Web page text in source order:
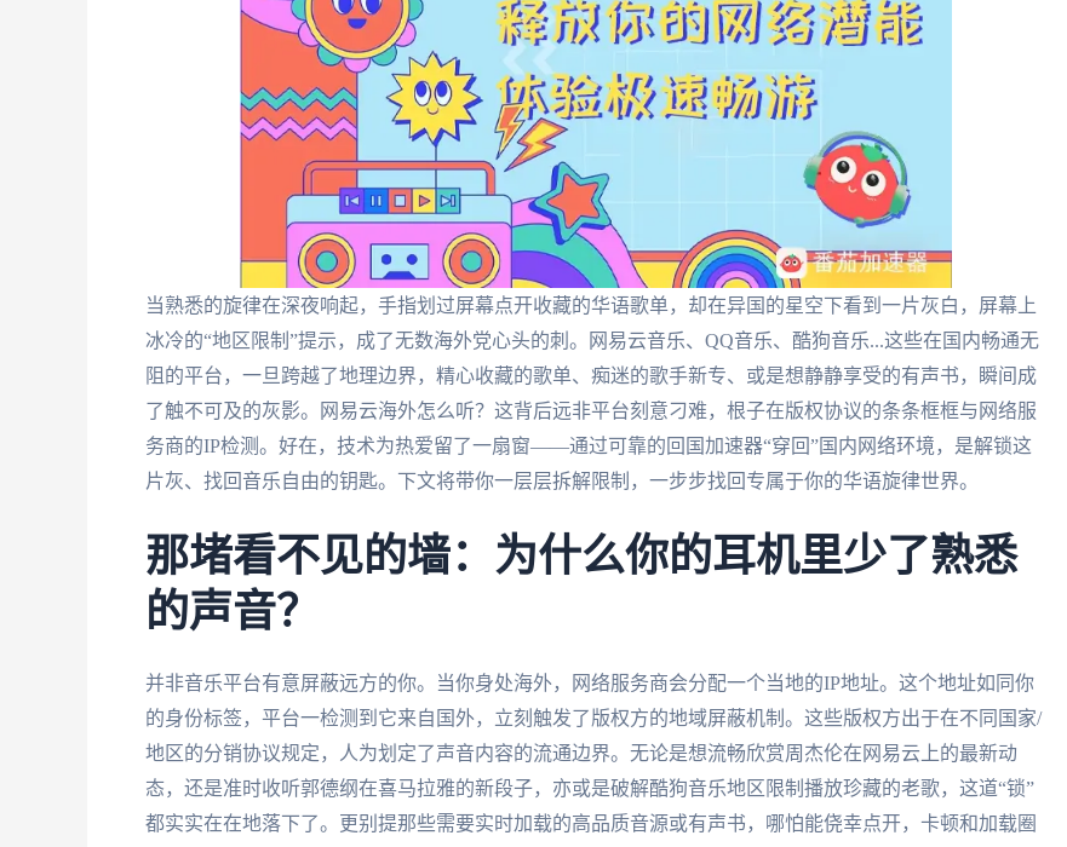
当熟悉的旋律在深夜响起，手指划过屏幕点开收藏的华语歌单，却在异国的星空下看到一片灰白，屏幕上
冰冷的“地区限制”提示，成了无数海外党心头的刺。网易云音乐、QQ音乐、酷狗音乐...这些在国内畅通无
阻的平台，一旦跨越了地理边界，精心收藏的歌单、痴迷的歌手新专、或是想静静享受的有声书，瞬间成
了触不可及的灰影。网易云海外怎么听？这背后远非平台刻意刁难，根子在版权协议的条条框框与网络服
务商的IP检测。好在，技术为热爱留了一扇窗——通过可靠的回国加速器“穿回”国内网络环境，是解锁这
片灰、找回音乐自由的钥匙。下文将带你一层层拆解限制，一步步找回专属于你的华语旋律世界。
那堵看不见的墙：为什么你的耳机里少了熟悉
的声音？
并非音乐平台有意屏蔽远方的你。当你身处海外，网络服务商会分配一个当地的IP地址。这个地址如同你
的身份标签，平台一检测到它来自国外，立刻触发了版权方的地域屏蔽机制。这些版权方出于在不同国家/
地区的分销协议规定，人为划定了声音内容的流通边界。无论是想流畅欣赏周杰伦在网易云上的最新动
态，还是准时收听郭德纲在喜马拉雅的新段子，亦或是破解酷狗音乐地区限制播放珍藏的老歌，这道“锁”
都实实在在地落下了。更别提那些需要实时加载的高品质音源或有声书，哪怕能侥幸点开，卡顿和加载圈